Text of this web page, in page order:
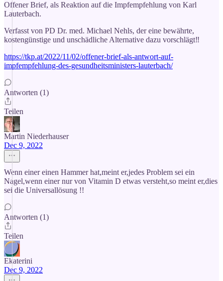
Offener Brief, als Reaktion auf die Impfempfehlung von Karl
Lauterbach.
Verfasst von PD Dr. med. Michael Nehls, der eine bewährte,
kostengünstige und unschädliche Alternative dazu vorschlägt‼️
https://tkp.at/2022/11/02/offener-brief-als-antwort-auf-
impfempfehlung-des-gesundheitsministers-lauterbach/
Antworten (1)
Teilen
Martin Niederhauser
Dec 9, 2022
Wenn einer einen Hammer hat,meint er,jedes Problem sei ein
Nagel,wenn einer nur von Vitamin D etwas versteht,so meint er,dies
sei die Universallösung !!
Antworten (1)
Teilen
Ekaterini
Dec 9, 2022